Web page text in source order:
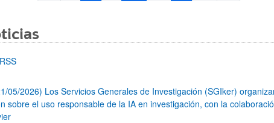
RSS
05/2026) Los Servicios Generales de Investigación (SGIker)
sobre el uso responsable de la IA en investigación, con la